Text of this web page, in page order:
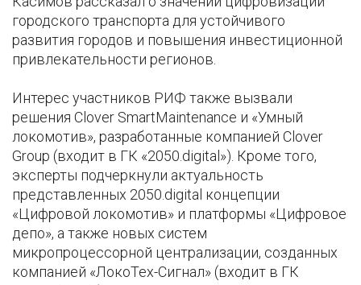
городского транспорта для устойчивого
развития городов и повышения инвестиционной
привлекательности регионов.
Интерес участников РИФ также вызвали
решения Clover SmartMaintenance и «Умный
локомотив», разработанные компанией Clover
Group (входит в ГК «2050.digital»). Кроме того,
эксперты подчеркнули актуальность
представленных 2050.digital концепции
«Цифровой локомотив» и платформы «Цифровое
депо», а также новых систем
микропроцессорной централизации, созданных
компанией «ЛокоТех-Сигнал» (входит в ГК